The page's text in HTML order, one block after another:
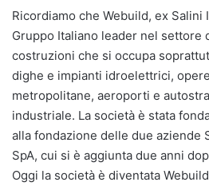
Ricordiamo che Webuild, ex Salini
Gruppo Italiano leader nel settore
costruzioni che si occupa
dighe e impianti idroelettrici,
metropolitane, aeroporti e
industriale. La società è stata
alla fondazione delle due aziende
SpA, cui si è aggiunta due anni
Oggi la società è diventata